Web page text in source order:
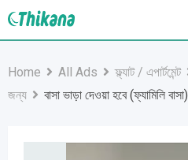
Skip
Home All Ads ফ্ল্যাট / এপার্টমেন্ট
জন্য
বাসা ভাড়া দেওয়া হবে (ফ্যামিলি বাসা)